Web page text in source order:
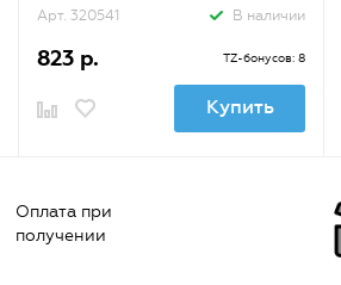
Арт. 320541 В наличии
823 р. TZ-бонусов: 8
Купить
Оплата при
получении